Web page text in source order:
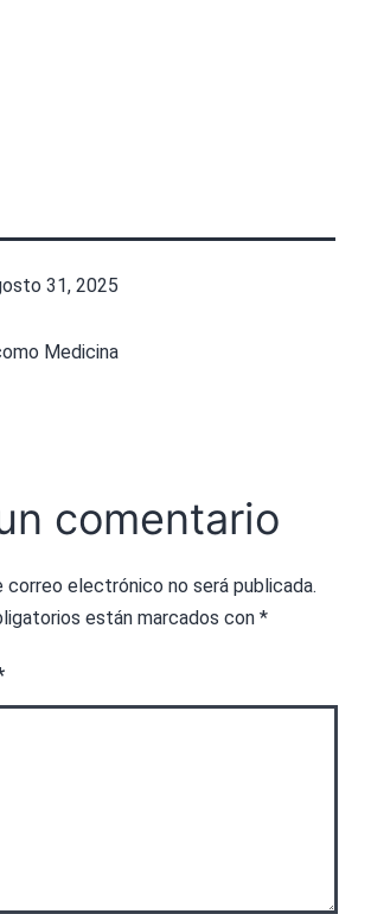
31, 2025
Medicina
comentario
correo electrónico no será publicada.
están marcados con *